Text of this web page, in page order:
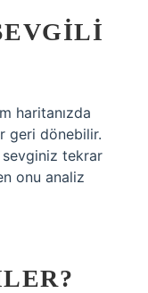
haritanızda
geri dönebilir.
tekrar
onu analiz